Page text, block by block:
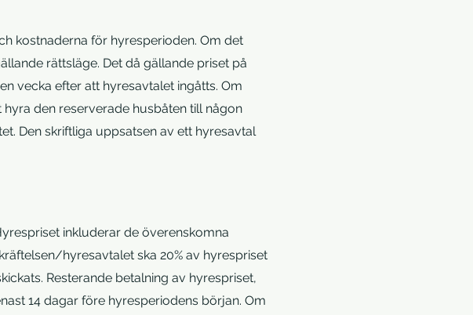
kostnaderna för hyresperioden. Om det
rättsläge. Det då gällande priset på
vecka efter att hyresavtalet ingåtts. Om
den reserverade husbåten till någon
Den skriftliga uppsatsen av ett hyresavtal
inkluderar de överenskomna
hyresavtalet ska 20% av hyrespriset
Resterande betalning av hyrespriset,
14 dagar före hyresperiodens början. Om